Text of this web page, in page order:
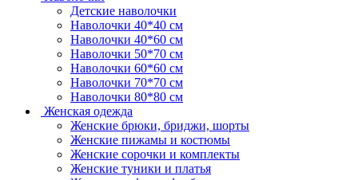
Детские наволочки
Наволочки 40*40 см
Наволочки 40*60 см
Наволочки 50*70 см
Наволочки 60*60 см
Наволочки 70*70 см
Наволочки 80*80 см
Женская одежда
Женские брюки, бриджи, шорты
Женские пижамы и костюмы
Женские сорочки и комплекты
Женские туники и платья